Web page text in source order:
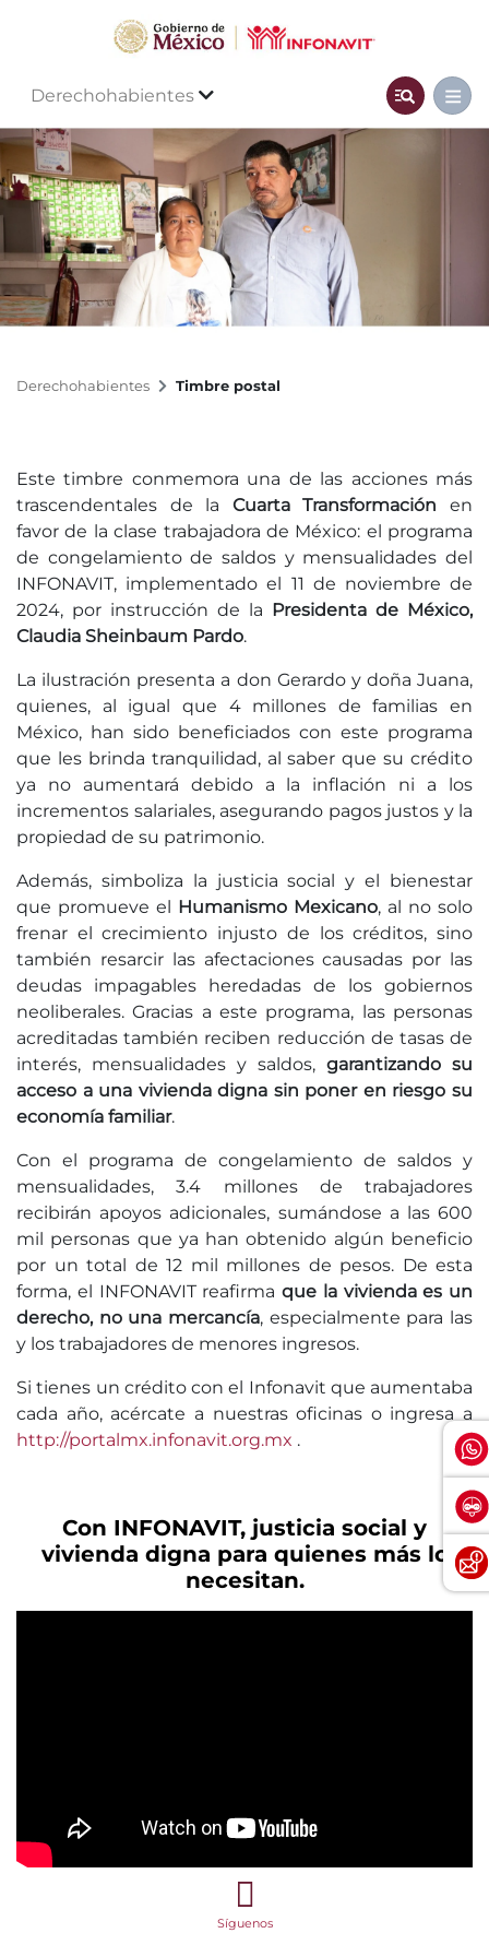
Derechohabientes
Derechohabientes Timbre postal
Este timbre conmemora una de las acciones más
trascendentales de la Cuarta Transformación en
favor de la clase trabajadora de México: el programa
de congelamiento de saldos y mensualidades del
INFONAVIT, implementado el 11 de noviembre de
2024, por instrucción de la Presidenta de México,
Claudia Sheinbaum Pardo.
La ilustración presenta a don Gerardo y doña Juana,
quienes, al igual que 4 millones de familias en
México, han sido beneficiados con este programa
que les brinda tranquilidad, al saber que su crédito
ya no aumentará debido a la inflación ni a los
incrementos salariales, asegurando pagos justos y la
propiedad de su patrimonio.
Además, simboliza la justicia social y el bienestar
que promueve el Humanismo Mexicano, al no solo
frenar el crecimiento injusto de los créditos, sino
también resarcir las afectaciones causadas por las
deudas impagables heredadas de los gobiernos
neoliberales. Gracias a este programa, las personas
acreditadas también reciben reducción de tasas de
interés, mensualidades y saldos, garantizando su
acceso a una vivienda digna sin poner en riesgo su
economía familiar.
Con el programa de congelamiento de saldos y
mensualidades, 3.4 millones de trabajadores
recibirán apoyos adicionales, sumándose a las 600
mil personas que ya han obtenido algún beneficio
por un total de 12 mil millones de pesos. De esta
forma, el INFONAVIT reafirma que la vivienda es un
derecho, no una mercancía, especialmente para las
y los trabajadores de menores ingresos.
Si tienes un crédito con el Infonavit que aumentaba
cada año, acércate a nuestras oficinas o ingresa a
http://portalmx.infonavit.org.mx .
Con INFONAVIT, justicia social y
vivienda digna para quienes más lo
necesitan.
Síguenos